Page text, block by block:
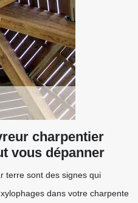
charpentier
vous dépanner
terre sont des signes qui
dans votre charpente